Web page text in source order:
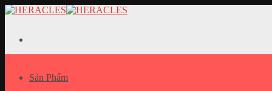
Skip
Sản Phẩm